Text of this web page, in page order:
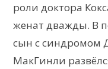
роли доктора
женат дважды. В
сын с синдромом
МакГинли